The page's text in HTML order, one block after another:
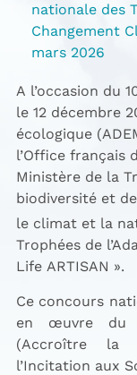
nationale des
Changement
mars 2026
A l’occasion du
le 12 décembre
écologique
l’Office français
Ministère de la
biodiversité et
le climat et la
Trophées de
Life ARTISAN ».
Ce concours
en œuvre du
(Accroître la
l’Incitation aux